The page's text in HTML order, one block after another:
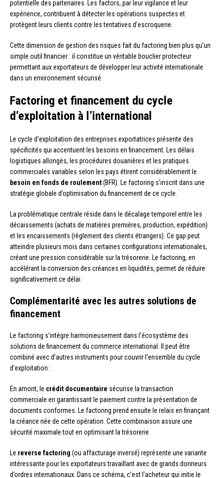
potentielle des partenaires. Les factors, par leur vigilance et leur
expérience, contribuent à détecter les opérations suspectes et
protègent leurs clients contre les tentatives d’escroquerie.
Cette dimension de gestion des risques fait du factoring bien plus qu’un
simple outil financier : il constitue un véritable bouclier protecteur
permettant aux exportateurs de développer leur activité internationale
dans un environnement sécurisé.
Factoring et financement du cycle
d’exploitation à l’international
Le cycle d’exploitation des entreprises exportatrices présente des
spécificités qui accentuent les besoins en financement. Les délais
logistiques allongés, les procédures douanières et les pratiques
commerciales variables selon les pays étirent considérablement le
besoin en fonds de roulement(BFR). Le factoring s’inscrit dans une
stratégie globale d’optimisation du financement de ce cycle.
La problématique centrale réside dans le décalage temporel entre les
décaissements (achats de matières premières, production, expédition)
et les encaissements (règlement des clients étrangers). Ce gap peut
atteindre plusieurs mois dans certaines configurations internationales,
créant une pression considérable sur la trésorerie. Le factoring, en
accélérant la conversion des créances en liquidités, permet de réduire
significativement ce délai.
Complémentarité avec les autres solutions de
financement
Le factoring s’intègre harmonieusement dans l’écosystème des
solutions de financement du commerce international. Il peut être
combiné avec d’autres instruments pour couvrir l’ensemble du cycle
d’exploitation :
En amont, le crédit documentaire sécurise la transaction
commerciale en garantissant le paiement contre la présentation de
documents conformes. Le factoring prend ensuite le relais en finançant
la créance née de cette opération. Cette combinaison assure une
sécurité maximale tout en optimisant la trésorerie.
Le reverse factoring (ou affacturage inversé) représente une variante
intéressante pour les exportateurs travaillant avec de grands donneurs
d’ordres internationaux. Dans ce schéma, c’est l’acheteur qui initie le